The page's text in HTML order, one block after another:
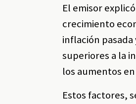
El emisor
crecimiento
inflación
superiores a la
los aumentos
Estos factores,